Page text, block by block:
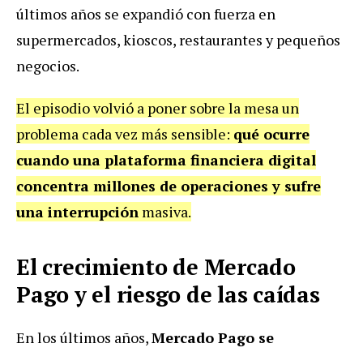
últimos años se expandió con fuerza en
supermercados, kioscos, restaurantes y pequeños
negocios.
El episodio volvió a poner sobre la mesa un
problema cada vez más sensible: qué ocurre
cuando una plataforma financiera digital
concentra millones de operaciones y sufre
una interrupción masiva.
El crecimiento de Mercado
Pago y el riesgo de las caídas
En los últimos años,Mercado Pago se